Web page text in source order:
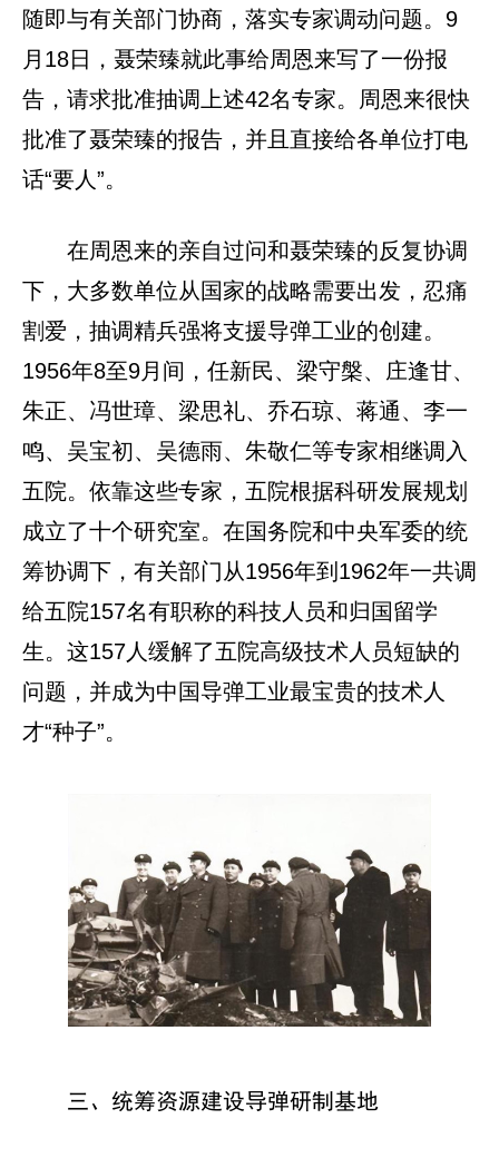
随即与有关部门协商，落实专家调动问题。9
月18日，聂荣臻就此事给周恩来写了一份报
告，请求批准抽调上述42名专家。周恩来很快
批准了聂荣臻的报告，并且直接给各单位打电
话“要人”。
在周恩来的亲自过问和聂荣臻的反复协调
下，大多数单位从国家的战略需要出发，忍痛
割爱，抽调精兵强将支援导弹工业的创建。
1956年8至9月间，任新民、梁守槃、庄逢甘、
朱正、冯世璋、梁思礼、乔石琼、蒋通、李一
鸣、吴宝初、吴德雨、朱敬仁等专家相继调入
五院。依靠这些专家，五院根据科研发展规划
成立了十个研究室。在国务院和中央军委的统
筹协调下，有关部门从1956年到1962年一共调
给五院157名有职称的科技人员和归国留学
生。这157人缓解了五院高级技术人员短缺的
问题，并成为中国导弹工业最宝贵的技术人
才“种子”。
三、统筹资源建设导弹研制基地